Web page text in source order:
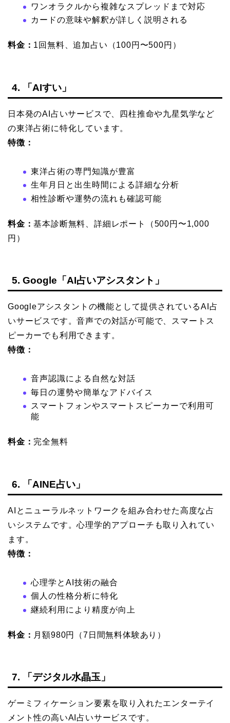
ワンオラクルから複雑なスプレッドまで対応
カードの意味や解釈が詳しく説明される
料金： 1回無料、追加占い（100円〜500円）
4. 「AIすい」
日本発のAI占いサービスで、四柱推命や九星気学など
の東洋占術に特化しています。
特徴：
東洋占術の専門知識が豊富
生年月日と出生時間による詳細な分析
相性診断や運勢の流れも確認可能
料金：基本診断無料、詳細レポート（500円〜1,000
円）
5. Google「AI占いアシスタント」
Googleアシスタントの機能として提供されているAI占
いサービスです。音声での対話が可能で、スマートス
ピーカーでも利用できます。
特徴：
音声認識による自然な対話
毎日の運勢や簡単なアドバイス
スマートフォンやスマートスピーカーで利用可
能
料金： 完全無料
6. 「AINE占い」
AIとニューラルネットワークを組み合わせた高度な占
いシステムです。心理学的アプローチも取り入れてい
ます。
特徴：
心理学とAI技術の融合
個人の性格分析に特化
継続利用により精度が向上
料金： 月額980円（7日間無料体験あり）
7. 「デジタル水晶玉」
ゲーミフィケーション要素を取り入れたエンターテイ
メント性の高いAI占いサービスです。